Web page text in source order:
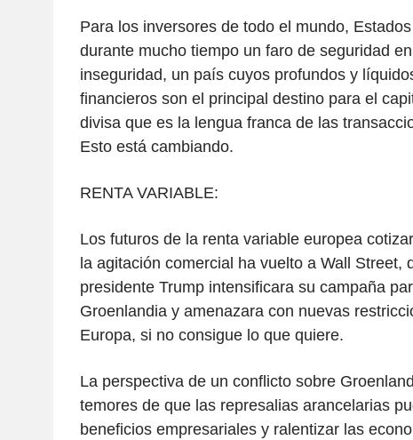
Para los inversores de todo el mundo,
durante mucho tiempo un faro de seguridad
inseguridad, un país cuyos profundos y
financieros son el principal destino para el
divisa que es la lengua franca de las
Esto está cambiando.
RENTA VARIABLE:
Los futuros de la renta variable europea
la agitación comercial ha vuelto a Wall Street,
presidente Trump intensificara su campaña
Groenlandia y amenazara con nuevas
Europa, si no consigue lo que quiere.
La perspectiva de un conflicto sobre
temores de que las represalias arancelarias
beneficios empresariales y ralentizar las